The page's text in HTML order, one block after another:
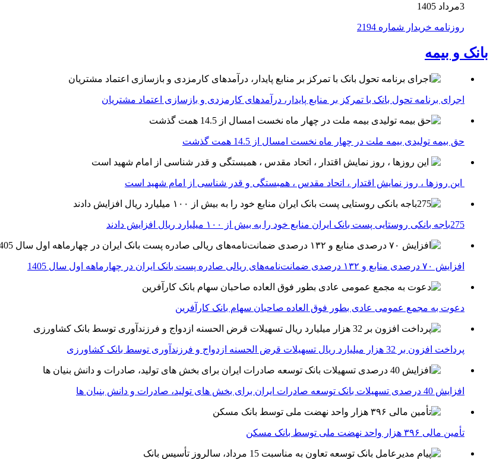
3مرداد 1405
روزنامه خریدار شماره 2194
بانک و بیمه
اجرای برنامه تحول بانک با تمرکز بر منابع پایدار، درآمدهای کارمزدی و بازسازی اعتماد مشتریان
حق بیمه تولیدی بیمه ملت در چهار ماه نخست امسال از 14.5 همت گذشت
این روزها ، روز نمایش اقتدار ، اتحاد مقدس ، همبستگی و قدر شناسی از امام شهید است
275باجه بانکی روستایی پست بانک ایران منابع خود را به بیش از ۱۰۰ میلیارد ریال افزایش دادند
افزایش ۷۰ درصدی منابع و ۱۳۲ درصدی ضمانت‌نامه‌های ریالی صادره پست بانک ایران در چهارماهه اول سال 1405
دعوت به مجمع عمومی عادی بطور فوق العاده صاحبان سهام بانک کارآفرین
پرداخت افزون بر 32 هزار میلیارد ریال تسهیلات قرض الحسنه ازدواج و فرزندآوری توسط بانک کشاورزی
افزایش 40 درصدی تسهیلات بانک توسعه صادرات ایران برای بخش های تولید، صادرات و دانش بنیان ها
تأمین مالی ۳۹۶ هزار واحد نهضت ملی توسط بانک مسکن